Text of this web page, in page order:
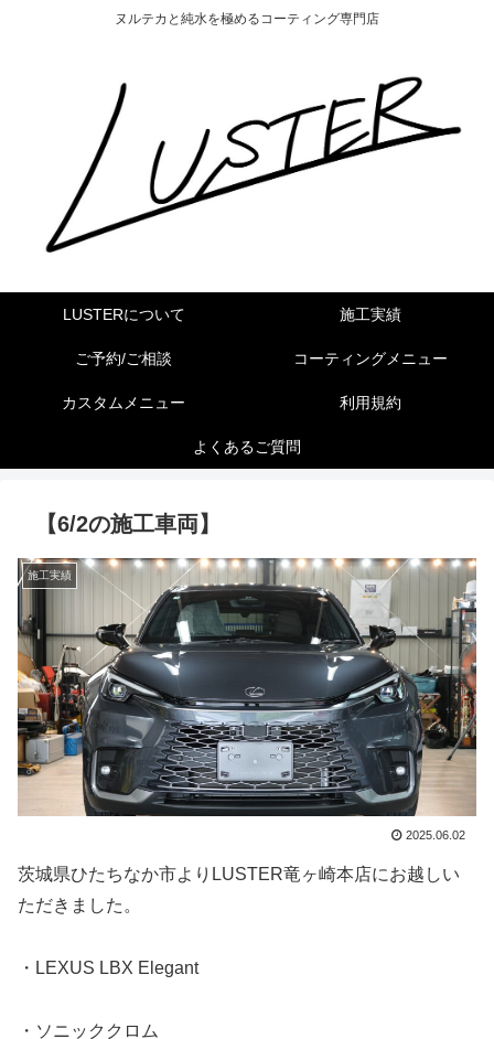
ヌルテカと純水を極めるコーティング専門店
LUSTERについて 施工実績
ご予約/ご相談 コーティングメニュー
カスタムメニュー 利用規約
よくあるご質問
【6/2の施工車両】
施工実績
2025.06.02
茨城県ひたちなか市よりLUSTER竜ヶ崎本店にお越しい
ただきました。
・LEXUS LBX Elegant
・ソニッククロム